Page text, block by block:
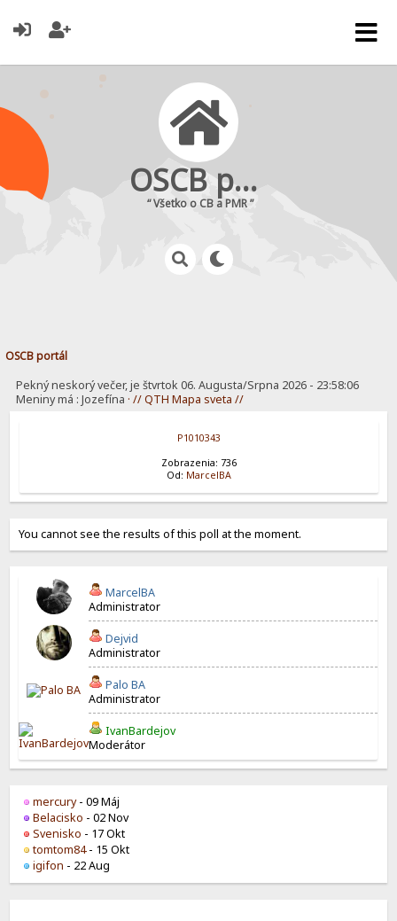
OSCB portál
“ Všetko o CB a PMR ”
OSCB portál
Pekný neskorý večer, je štvrtok 06. Augusta/Srpna 2026 - 23:58:06
Meniny má : Jozefína · // QTH Mapa sveta //
P1010343
Zobrazenia: 736
Od: MarcelBA
You cannot see the results of this poll at the moment.
MarcelBA
Administrator
Dejvid
Administrator
Palo BA
Administrator
IvanBardejov
Moderátor
mercury- 09 Máj
Belacisko - 02 Nov
Svenisko - 17 Okt
tomtom84- 15 Okt
igifon - 22 Aug